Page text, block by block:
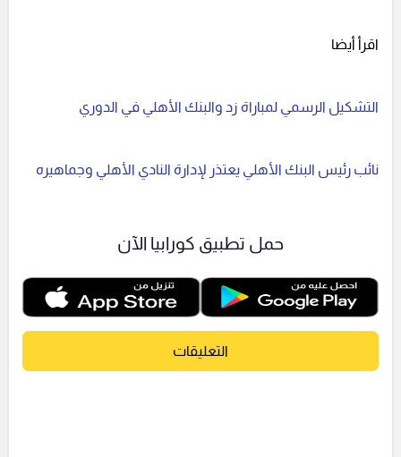
اقرأ أيضا
التشكيل الرسمي لمباراة زد والبنك الأهلي في الدوري
نائب رئيس البنك الأهلي يعتذر لإدارة النادي الأهلي وجماهيره
حمل تطبيق كورابيا الآن
التعليقات